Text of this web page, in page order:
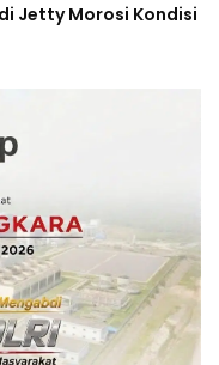
Jetty Morosi Kondisi